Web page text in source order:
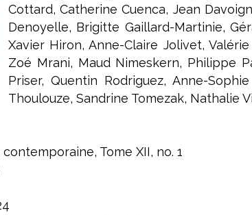
Cottard, Catherine Cuenca, Jean
Denoyelle, Brigitte Gaillard-Martinie,
Xavier Hiron, Anne-Claire Jolivet,
Zoé Mrani, Maud Nimeskern, Philippe
Priser, Quentin Rodriguez, Anne-
Thoulouze, Sandrine Tomezak, Nathalie
Tome XII, no. 1